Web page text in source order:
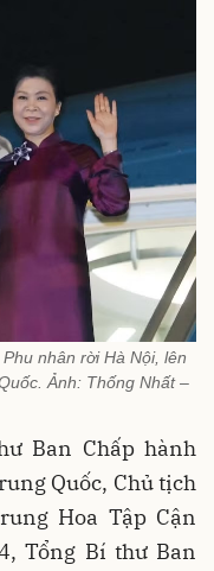
nhân rời Hà Nội, lên
Ảnh: Thống Nhất –
Ban Chấp hành
Quốc, Chủ tịch
Hoa Tập Cận
Tổng Bí thư Ban